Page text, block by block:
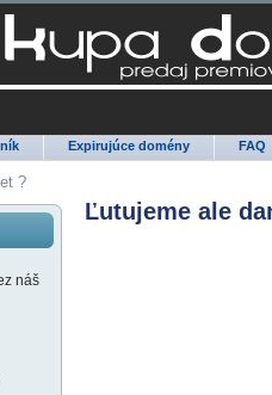
Expirujúce domény FAQ
?
náš
Ľutujeme ale